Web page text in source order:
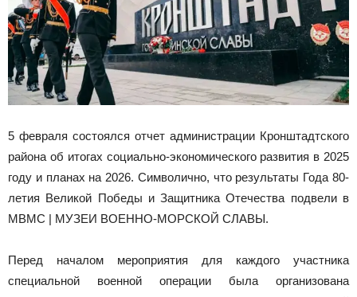
5 февраля состоялся отчет администрации Кронштадтского
района об итогах социально-экономического развития в 2025
году и планах на 2026. Символично, что результаты Года 80-
летия Великой Победы и Защитника Отечества подвели в
МВМС | МУЗЕИ ВОЕННО-МОРСКОЙ СЛАВЫ.
Перед началом мероприятия для каждого участника
специальной военной операции была организована